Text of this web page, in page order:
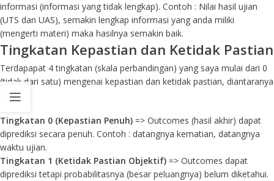
informasi (informasi yang tidak lengkap). Contoh : Nilai hasil ujian
(UTS dan UAS), semakin lengkap informasi yang anda miliki
(mengerti materi) maka hasilnya semakin baik.
Tingkatan Kepastian dan Ketidak Pastian
Terdapapat 4 tingkatan (skala perbandingan) yang saya mulai dari 0
(tidak dari satu) mengenai kepastian dan ketidak pastian, diantaranya
Tingkatan 0 (Kepastian Penuh) => Outcomes (hasil akhir) dapat
diprediksi secara penuh. Contoh : datangnya kematian, datangnya
waktu ujian.
Tingkatan 1 (Ketidak Pastian Objektif) => Outcomes dapat
diprediksi tetapi probabilitasnya (besar peluangnya) belum diketahui.